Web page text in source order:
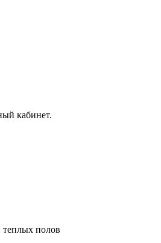
кабинет.
теплых полов